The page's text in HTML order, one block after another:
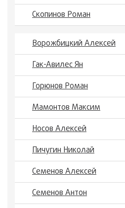
Скопинов Роман
Ворожбицкий Алексей
Гак-Авилес Ян
Горюнов Роман
Мамонтов Максим
Носов Алексей
Пичугин Николай
Семенов Алексей
Семенов Антон